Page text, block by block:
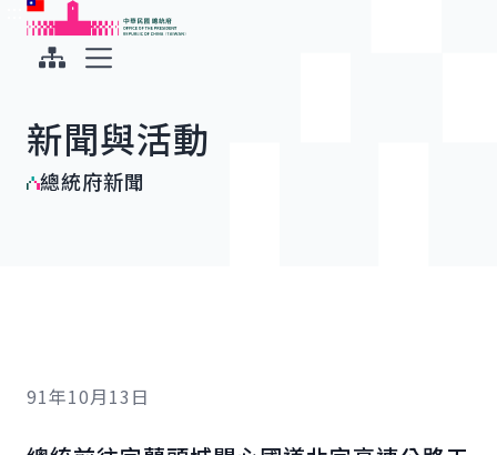
跳到主要內容
中華民國總統府
新聞與活動
總統府新聞
91年10月13日